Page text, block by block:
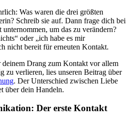
Was waren die drei größten
Schreib sie auf. Dann frage dich bei
um das zu verändern?
oder „ich habe es mir
nicht bereit für erneuten Kontakt.
deinem Drang zum Kontakt vor allem
zu verlieren, lies unseren Beitrag über
. Der Unterschied zwischen Liebe
über dein Handeln.
Der erste Kontakt